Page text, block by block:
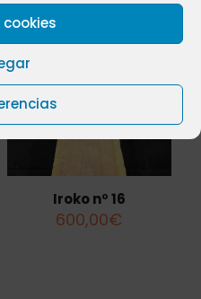
Iroko nº 16
600,00€